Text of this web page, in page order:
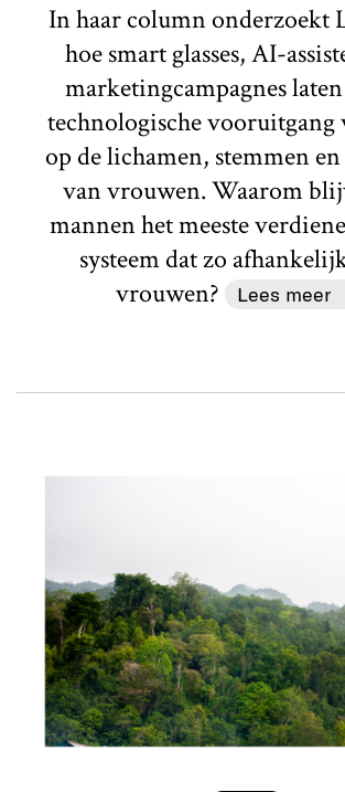
In haar column onderzoekt
hoe smart glasses, AI-
marketingcampagnes
technologische vooruitgang
op de lichamen, stemmen
van vrouwen. Waarom
mannen het meeste
systeem dat zo
vrouwen?
Lees meer